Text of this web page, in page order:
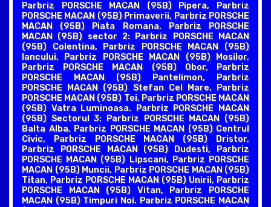
Parbriz PORSCHE MACAN (95B) Pipera, Parbriz
PORSCHE MACAN (95B) Primaverii, Parbriz PORSCHE
MACAN (95B) Piata Romana. Parbriz PORSCHE
MACAN (95B) sector 2: Parbriz PORSCHE MACAN
(95B) Colentina, Parbriz PORSCHE MACAN (95B)
Iancului, Parbriz PORSCHE MACAN (95B) Mosilor,
Parbriz PORSCHE MACAN (95B) Obor, Parbriz
PORSCHE MACAN (95B) Pantelimon, Parbriz
PORSCHE MACAN (95B) Stefan Cel Mare, Parbriz
PORSCHE MACAN (95B) Tei, Parbriz PORSCHE MACAN
(95B) Vatra Luminoasa. Parbriz PORSCHE MACAN
(95B) Sectorul 3: Parbriz PORSCHE MACAN (95B)
Balta Alba, Parbriz PORSCHE MACAN (95B) Centrul
Civic, Parbriz PORSCHE MACAN (95B) Dristor,
Parbriz PORSCHE MACAN (95B) Dudesti, Parbriz
PORSCHE MACAN (95B) Lipscani, Parbriz PORSCHE
MACAN (95B) Muncii, Parbriz PORSCHE MACAN (95B)
Titan, Parbriz PORSCHE MACAN (95B) Unirii, Parbriz
PORSCHE MACAN (95B) Vitan, Parbriz PORSCHE
MACAN (95B) Timpuri Noi. Parbriz PORSCHE MACAN